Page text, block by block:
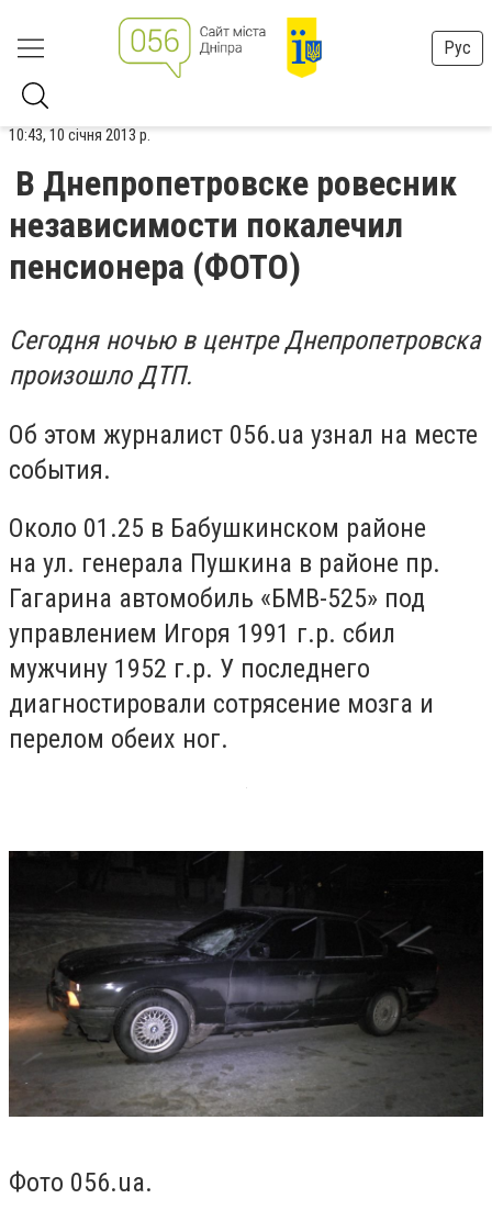
Рус
10:43, 10 січня 2013 р.
В Днепропетровске ровесник
независимости покалечил
пенсионера (ФОТО)
Сегодня ночью в центре Днепропетровска
произошло ДТП.
Об этом журналист 056.ua узнал на месте
события.
Около 01.25 в Бабушкинском районе
на ул. генерала Пушкина в районе пр.
Гагарина автомобиль «БМВ-525» под
управлением Игоря 1991 г.р. сбил
мужчину 1952 г.р. У последнего
диагностировали сотрясение мозга и
перелом обеих ног.
Фото 056.ua.